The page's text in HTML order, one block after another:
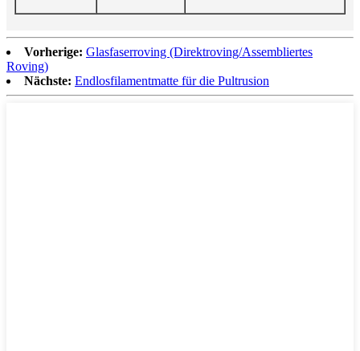
Vorherige: Glasfaserroving (Direktroving/Assembliertes
Roving)
Nächste: Endlosfilamentmatte für die Pultrusion